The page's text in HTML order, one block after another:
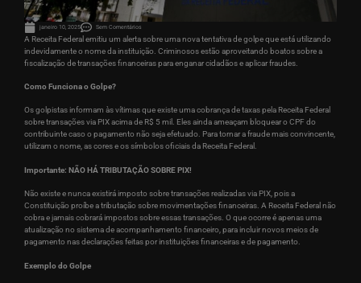
janeiro 10, 2025 Sem Comentários
A Receita Federal emitiu um alerta sobre uma nova tentativa de golpe que está utilizando
indevidamente o nome da instituição. Criminosos estão aproveitando boatos sobre a
fiscalização de transações financeiras para enganar cidadãos e aplicar fraudes.
Como Funciona o Golpe?
Os golpistas informam às vítimas que existe uma cobrança de taxas pela Receita Federal
sobre transações via PIX acima de R$ 5 mil. Eles ainda ameaçam bloquear o CPF do
contribuinte caso o pagamento não seja efetuado. Para tornar a fraude mais convincente,
utilizam o nome, as cores e os símbolos oficiais da Receita Federal.
Importante: NÃO HÁ TRIBUTAÇÃO SOBRE PIX!
Não existe e nunca existirá imposto sobre transações realizadas via PIX, pois a
Constituição proíbe a tributação sobre movimentações financeiras. A Receita Federal não
cobra e jamais cobrará impostos sobre essas transações. O que ocorre é apenas uma
atualização no sistema de acompanhamento financeiro, para incluir novos meios de
pagamento nas declarações feitas por instituições financeiras e de pagamento.
Exemplo do Golpe